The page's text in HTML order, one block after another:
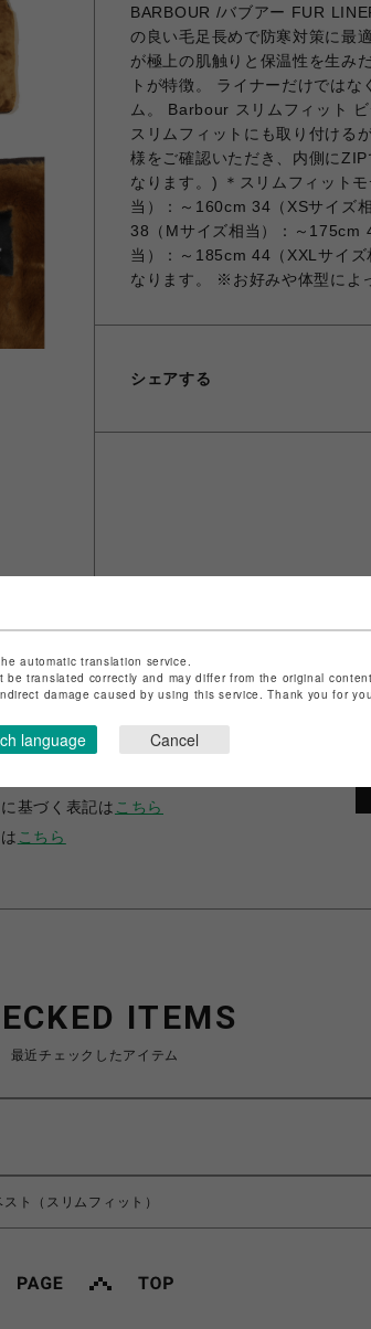
BARBOUR /バブアー FUR
の良い毛足長めで防寒対策に最
が極上の肌触りと保温性を生み
トが特徴。 ライナーだけでは
ム。 Barbour スリムフィット
スリムフィットにも取り付ける
様をご確認いただき、内側に
なります。) ＊スリムフィット
当）：～160cm 34（XSサイズ
38（Mサイズ相当）：～175cm
当）：～185cm 44（XXLサイ
なります。 ※お好みや体型によ
シェアする
基づく表記は こちら
こちら
ITEMS
最近チェックしたアイテム
ト（スリムフィット）
automatic translation service.
translated correctly and may differ from the original
damage caused by using this service. Thank you for
language Cancel